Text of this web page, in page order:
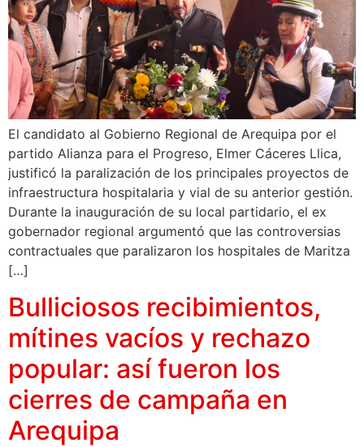
El candidato al Gobierno Regional de Arequipa por el
partido Alianza para el Progreso, Elmer Cáceres Llica,
justificó la paralización de los principales proyectos de
infraestructura hospitalaria y vial de su anterior gestión.
Durante la inauguración de su local partidario, el ex
gobernador regional argumentó que las controversias
contractuales que paralizaron los hospitales de Maritza
[…]
Bulliciosos recibimientos,
mítines vacíos y rechazo
popular: así fueron los
cierres de campaña en
Arequipa